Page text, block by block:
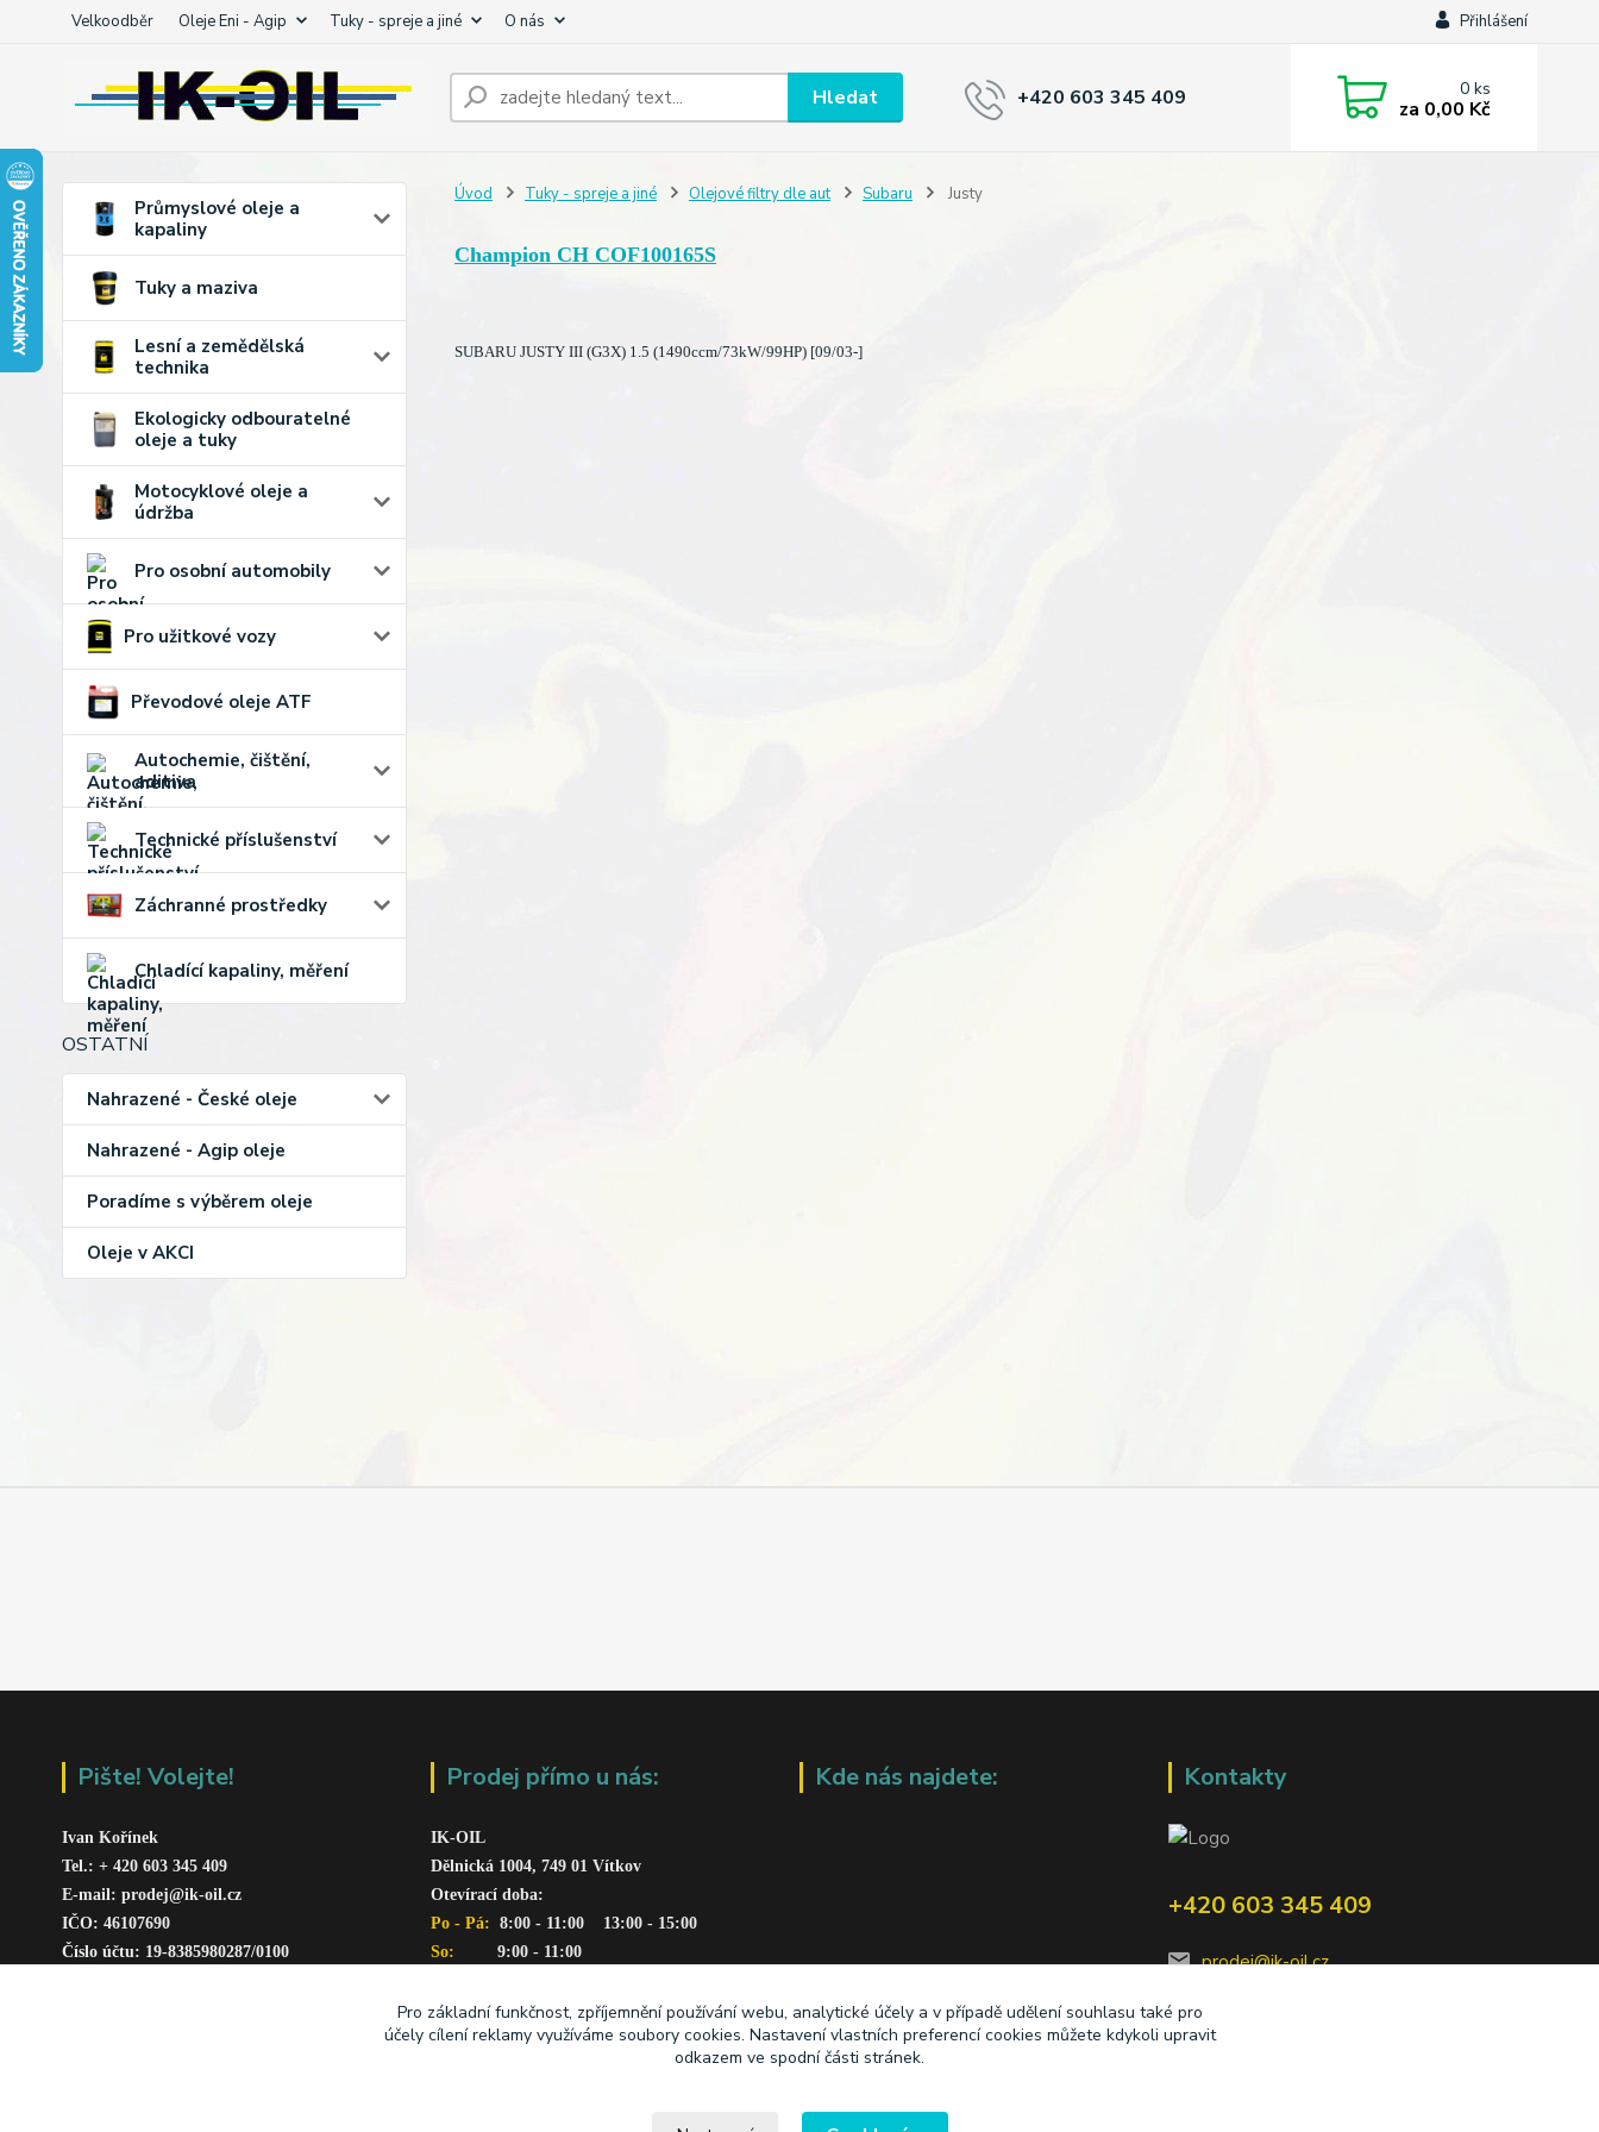
Velkoodběr Oleje Eni - Agip Tuky - spreje a jiné O nás Přihlášení
Hledat +420 603 345 409 0ks
za 0,00 Kč
Průmyslové oleje a
kapaliny
Tuky a maziva
Lesní a zemědělská
technika
Ekologicky odbouratelné
oleje a tuky
Motocyklové oleje a
údržba
Pro osobní automobily
Pro užitkové vozy
Převodové oleje ATF
Autochemie, čištění,
aditiva
Technické příslušenství
Záchranné prostředky
Chladící kapaliny, měření
OSTATNÍ
Nahrazené - České oleje
Nahrazené - Agip oleje
Poradíme s výběrem oleje
Oleje v AKCI
Úvod Tuky - spreje a jiné Olejové filtry dle aut Subaru Justy
Champion CH COF100165S
SUBARU JUSTY III (G3X) 1.5 (1490ccm/73kW/99HP) [09/03-]
Pište! Volejte!
Ivan Kořínek
Tel.: + 420 603 345 409
E-mail: prodej@ik-oil.cz
IČO: 46107690
Číslo účtu: 19-8385980287/0100
Prodej přímo u nás:
IK-OIL
Dělnická 1004, 749 01 Vítkov
Otevírací doba:
Po - Pá: 8:00 - 11:00    13:00 - 15:00
So:
      9:00 - 11:00
Kde nás najdete: Kontakty
+420 603 345 409
prodej@ik-oil.cz
Pro základní funkčnost, zpříjemnění používání webu, analytické účely a v případě udělení souhlasu také pro
účely cílení reklamy využíváme soubory cookies. Nastavení vlastních preferencí cookies můžete kdykoli upravit
odkazem ve spodní části stránek.